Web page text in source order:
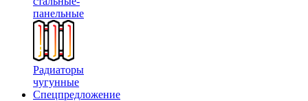
панельные
Радиаторы
чугунные
Спецпредложение